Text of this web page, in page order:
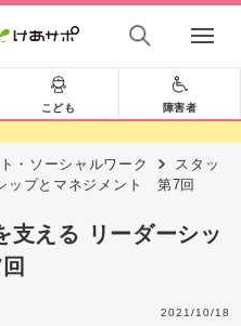
こども 障害者
・ソーシャルワーク
スタッ
ップとマネジメント 第7回
支える リーダーシッ
2021/10/18